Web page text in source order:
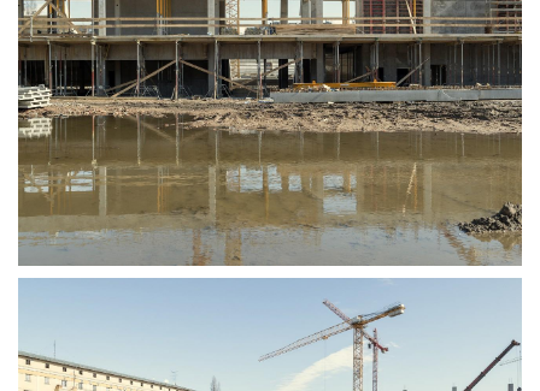
MÉRKŐZÉSEK
KLUB
GALÉRIA
SZURKOLÓI ÉLMÉNYEK
AKKREDITÁCIÓ